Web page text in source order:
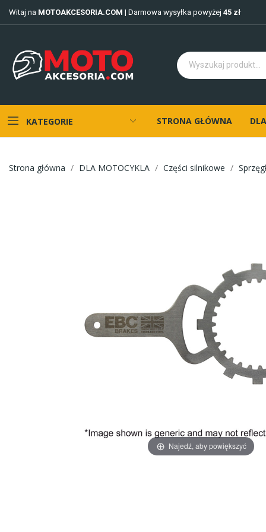
Witaj na MOTOAKCESORIA.COM | Darmowa wysyłka powyżej 45 zł
KATEGORIE STRONA GŁÓWNA
Strona główna DLA MOTOCYKLA Części silnikowe
Najedź, aby powiększyć